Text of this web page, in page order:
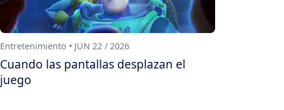
Entretenimiento • JUN 22 / 2026
Cuando las pantallas desplazan el
juego